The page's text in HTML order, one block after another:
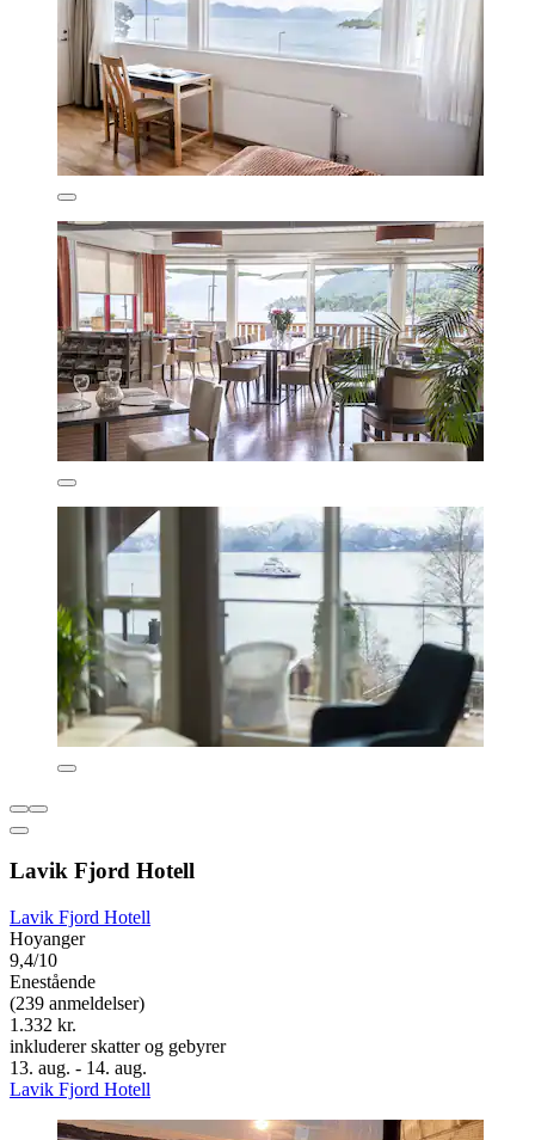
Lavik Fjord Hotell
Lavik Fjord Hotell
Hoyanger
9,4/10
Enestående
(239 anmeldelser)
1.332 kr.
inkluderer skatter og gebyrer
13. aug. - 14. aug.
Lavik Fjord Hotell